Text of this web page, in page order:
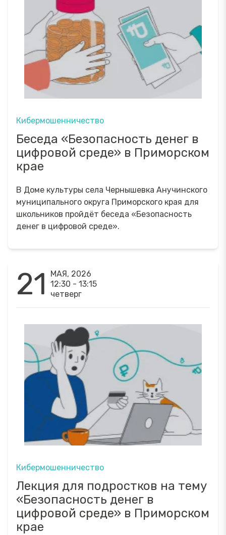
Кибермошенничество
Беседа «Безопасность денег в
цифровой среде» в Приморском
крае
В Доме культуры села Чернышевка Анучинского
муниципального округа Приморского края для
школьников пройдёт беседа «Безопасность
денег в цифровой среде».
21
МАЯ, 2026
12:30 - 13:15
четверг
Кибермошенничество
Лекция для подростков на тему
«Безопасность денег в
цифровой среде» в Приморском
крае